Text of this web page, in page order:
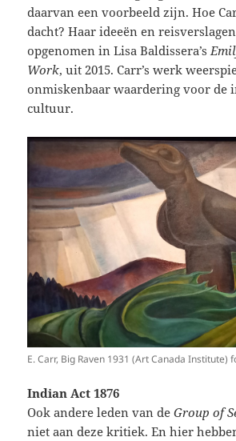
daarvan een voorbeeld zijn. Hoe
dacht? Haar ideeën en
opgenomen in Lisa Baldissera’s
Work, uit 2015. Carr’s werk
onmiskenbaar waardering voor de
cultuur.
E. Carr, Big Raven 1931 (Art Canada
Indian Act 1876
Ook andere leden van deGroup of
niet aan deze kritiek. En hier